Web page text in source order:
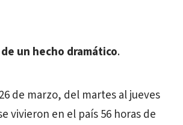
un hecho dramático.
de marzo, del martes al jueves
vivieron en el país 56 horas de